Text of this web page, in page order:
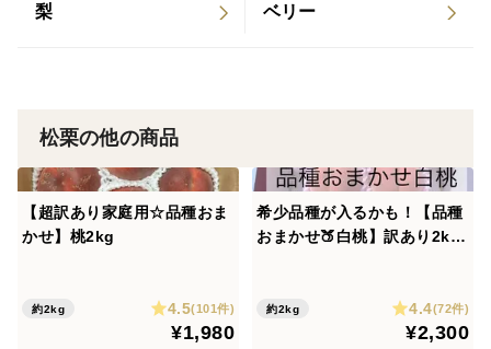
ますので、お手元に届きましたら冷蔵保存でできるだけ
・万全な状態で出荷しておりますが、果実の性質上、輸
送中の振動等で若干の表面のこすれや果汁漏れがある場
何卒、その旨をご理解・ご了承していただいた上でご購
だけますようお願い致します。
梨 ベリー
松栗の他の商品
【超訳あり家庭用☆品種おま
かせ】桃2kg
約2kg 4.5(101件)
¥1,980
希少品種が入るかも！【品種
おまかせ🍑白桃】訳あり2kg
約2kg 4.4(72件)
¥2,300